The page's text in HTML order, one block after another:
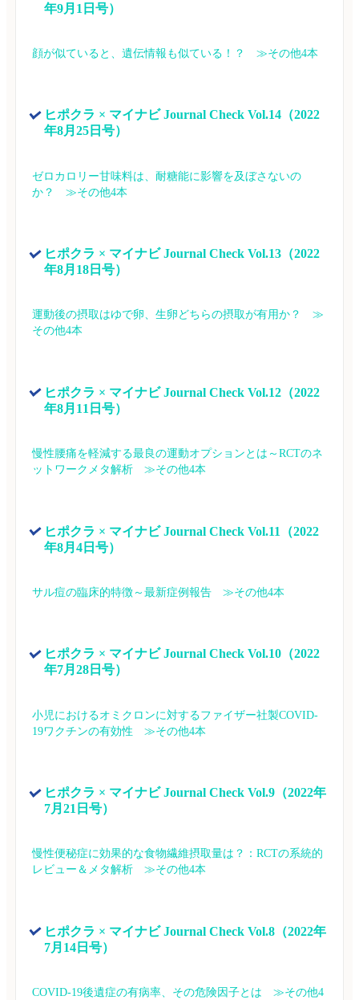
年9月1日号）
顔が似ていると、遺伝情報も似ている！？　≫その他4本
ヒポクラ × マイナビ Journal Check Vol.14（2022
年8月25日号）
ゼロカロリー甘味料は、耐糖能に影響を及ぼさないの
か？　≫その他4本
ヒポクラ × マイナビ Journal Check Vol.13（2022
年8月18日号）
運動後の摂取はゆで卵、生卵どちらの摂取が有用か？　≫
その他4本
ヒポクラ × マイナビ Journal Check Vol.12（2022
年8月11日号）
慢性腰痛を軽減する最良の運動オプションとは～RCTのネ
ットワークメタ解析　≫その他4本
ヒポクラ × マイナビ Journal Check Vol.11（2022
年8月4日号）
サル痘の臨床的特徴～最新症例報告　≫その他4本
ヒポクラ × マイナビ Journal Check Vol.10（2022
年7月28日号）
小児におけるオミクロンに対するファイザー社製COVID-
19ワクチンの有効性　≫その他4本
ヒポクラ × マイナビ Journal Check Vol.9（2022年
7月21日号）
慢性便秘症に効果的な食物繊維摂取量は？：RCTの系統的
レビュー＆メタ解析　≫その他4本
ヒポクラ × マイナビ Journal Check Vol.8（2022年
7月14日号）
COVID-19後遺症の有病率、その危険因子とは　≫その他4